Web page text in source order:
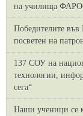
на училища
Победителите във
посветен на
137 СОУ на
технологии,
сега“
Наши ученици се